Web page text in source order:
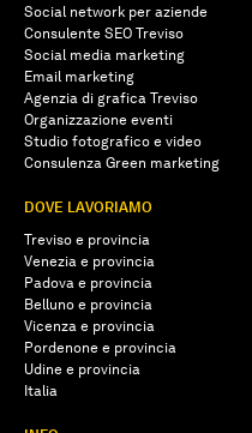
Social network per aziende
Consulente SEO Treviso
Social media marketing
Email marketing
Agenzia di grafica Treviso
Organizzazione eventi
Studio fotografico e video
Consulenza Green marketing
DOVE LAVORIAMO
Treviso e provincia
Venezia e provincia
Padova e provincia
Belluno e provincia
Vicenza e provincia
Pordenone e provincia
Udine e provincia
Italia